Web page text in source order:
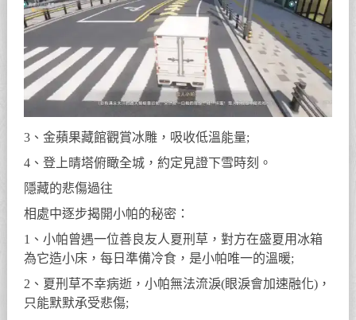
3、金蘋果藏館觀賞冰雕，吸收低溫能量;
4、登上晴塔俯瞰全城，約定見證下雪時刻。
隱藏的悲傷過往
相處中逐步揭開小帕的秘密：
1、小帕曾遇一位善良友人夏刑草，對方在盛夏用冰箱
為它造小床，每日準備冷食，是小帕唯一的溫暖;
2、夏刑草不幸病逝，小帕無法流淚(眼淚會加速融化)，
只能默默承受悲傷;